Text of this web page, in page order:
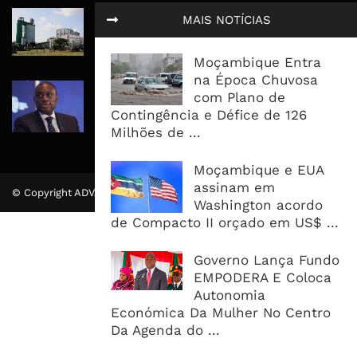
MAIS NOTÍCIAS
Moçambique Entra
na Época Chuvosa
com Plano de
Contingência e Défice de 126
Milhões de ...
Moçambique e EUA
assinam em
Washington acordo
de Compacto II orçado em US$ ...
Governo Lança Fundo
EMPODERA E Coloca
Autonomia
Económica Da Mulher No Centro
Da Agenda do ...
Governo admite nova operadora
para a Mozal após suspensão das
operações
CEO do Standard Bank pede ao
Governo que “saia do caminho” e
facilite os negócios
© Copyright ADVALUE. Todos Direitos Reservados.